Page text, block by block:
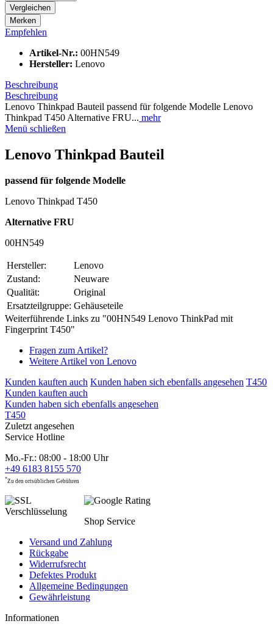
Vergleichen
Merken
Empfehlen
Artikel-Nr.: 00HN549
Hersteller: Lenovo
Beschreibung
Beschreibung
Lenovo Thinkpad Bauteil passend für folgende Modelle Lenovo
Thinkpad T450 Alternative FRU... mehr
Menü schließen
Lenovo Thinkpad Bauteil
passend für folgende Modelle
Lenovo Thinkpad T450
Alternative FRU
00HN549
Hersteller:
Lenovo
Zustand:
Neuware
Qualität:
Original
Ersatzteilgruppe: Gehäuseteile
Weiterführende Links zu "00HN549 Lenovo ThinkPad mit
Fingerprint T450"
Fragen zum Artikel?
Weitere Artikel von Lenovo
Kunden kauften auch Kunden haben sich ebenfalls angesehen T450
Kunden kauften auch
Kunden haben sich ebenfalls angesehen
T450
Zuletzt angesehen
Service Hotline
Mo.-Fr.: 08:00 - 18:00 Uhr
+49 6183 8155 570
*Zu den ortsüblichen Gebühren
Shop Service
Versand und Zahlung
Rückgabe
Widerrufsrecht
Defektes Produkt
Allgemeine Bedingungen
Gewährleistung
Informationen